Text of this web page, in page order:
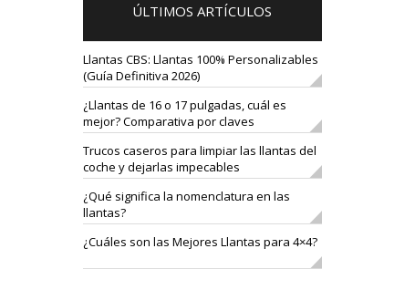
ÚLTIMOS ARTÍCULOS
Llantas CBS: Llantas 100% Personalizables
(Guía Definitiva 2026)
¿Llantas de 16 o 17 pulgadas, cuál es
mejor? Comparativa por claves
Trucos caseros para limpiar las llantas del
coche y dejarlas impecables
¿Qué significa la nomenclatura en las
llantas?
¿Cuáles son las Mejores Llantas para 4×4?